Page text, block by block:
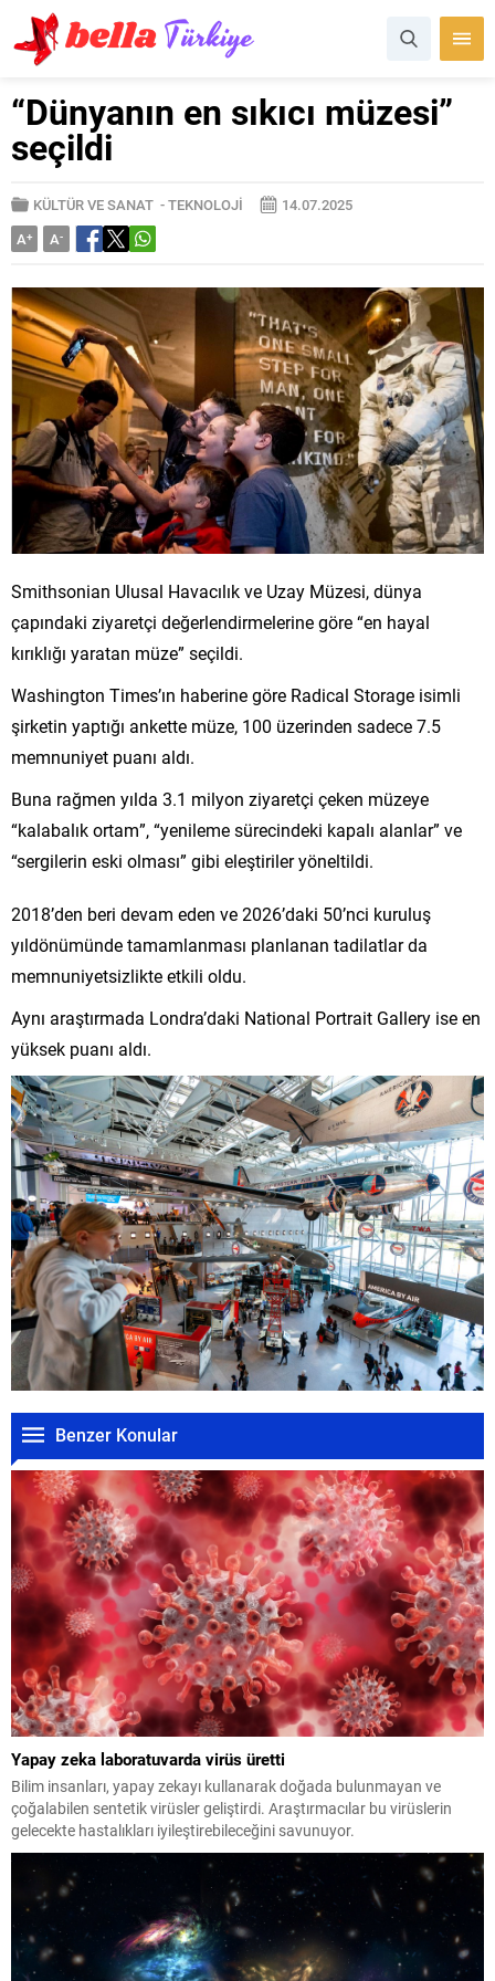
“Dünyanın en sıkıcı müzesi”
seçildi
KÜLTÜR VE SANAT -TEKNOLOJİ
14.07.2025
A+ A-
Smithsonian Ulusal Havacılık ve Uzay Müzesi, dünya
çapındaki ziyaretçi değerlendirmelerine göre “en hayal
kırıklığı yaratan müze” seçildi.
Washington Times’ın haberine göre Radical Storage isimli
şirketin yaptığı ankette müze, 100 üzerinden sadece 7.5
memnuniyet puanı aldı.
Buna rağmen yılda 3.1 milyon ziyaretçi çeken müzeye
“kalabalık ortam”, “yenileme sürecindeki kapalı alanlar” ve
“sergilerin eski olması” gibi eleştiriler yöneltildi.
2018’den beri devam eden ve 2026’daki 50’nci kuruluş
yıldönümünde tamamlanması planlanan tadilatlar da
memnuniyetsizlikte etkili oldu.
Aynı araştırmada Londra’daki National Portrait Gallery ise en
yüksek puanı aldı.
Benzer Konular
Yapay zeka laboratuvarda virüs üretti
Bilim insanları, yapay zekayı kullanarak doğada bulunmayan ve
çoğalabilen sentetik virüsler geliştirdi. Araştırmacılar bu virüslerin
gelecekte hastalıkları iyileştirebileceğini savunuyor.